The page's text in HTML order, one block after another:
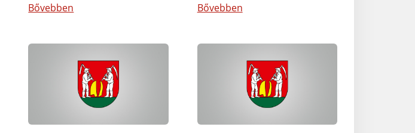
Bővebben Bővebben